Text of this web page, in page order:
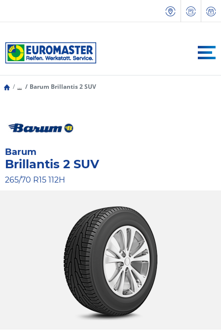
... Barum Brillantis 2 SUV
Barum
Brillantis 2 SUV
265/70 R15 112H